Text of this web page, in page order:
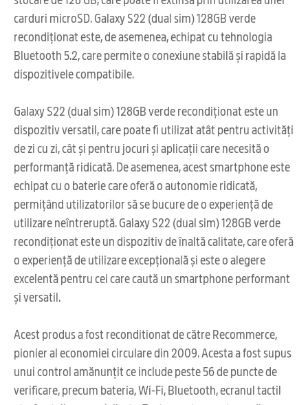
carduri microSD. Galaxy S22 (dual sim) 128GB verde
recondiționat este, de asemenea, echipat cu tehnologia
Bluetooth 5.2, care permite o conexiune stabilă și rapidă la
dispozitivele compatibile.
Galaxy S22 (dual sim) 128GB verde recondiționat este un
dispozitiv versatil, care poate fi utilizat atât pentru activități
de zi cu zi, cât și pentru jocuri și aplicații care necesită o
performanță ridicată. De asemenea, acest smartphone este
echipat cu o baterie care oferă o autonomie ridicată,
permițând utilizatorilor să se bucure de o experiență de
utilizare neîntreruptă. Galaxy S22 (dual sim) 128GB verde
recondiționat este un dispozitiv de înaltă calitate, care oferă
o experiență de utilizare excepțională și este o alegere
excelentă pentru cei care caută un smartphone performant
și versatil.
Acest produs a fost reconditionat de către Recommerce,
pionier al economiei circulare din 2009. Acesta a fost supus
unui control amănunțit ce include peste 56 de puncte de
verificare, precum bateria, Wi-Fi, Bluetooth, ecranul tactil